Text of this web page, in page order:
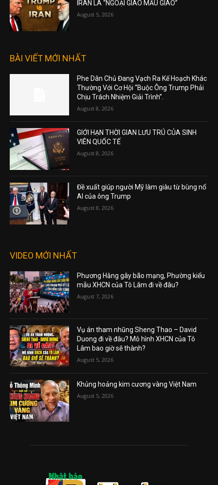
IRAN LÀ “NGOẠI GIAO MẪU GIÁO”
August 5, 2026
BÀI VIẾT MỚI NHẤT
Phe Dân Chủ Đang Vạch Ra Kế Hoạch Khác
Thường Với Cơ Hội “Buộc Ông Trump Phải
Chịu Trách Nhiệm Giải Trình”.
August 8, 2026
GIỚI HẠN THỜI GIAN LƯU TRÚ CỦA SINH
VIÊN QUỐC TẾ
August 8, 2026
Đề xuất giúp người Mỹ làm giàu từ bùng nổ
AI của ông Trump
August 8, 2026
VIDEO MỚI NHẤT
Phương Hằng gây bão mạng, Phường kiểu
mẫu XHCN của Tô Lâm đi về đâu?
August 7, 2026
Vụ án tham nhũng Sheng Thao – David
Duong đi về đâu? Mô hình XHCN của Tô
Lâm bao giờ sẽ thành?
August 5, 2026
Khủng hoảng kim cương vàng Việt Nam
August 5, 2026